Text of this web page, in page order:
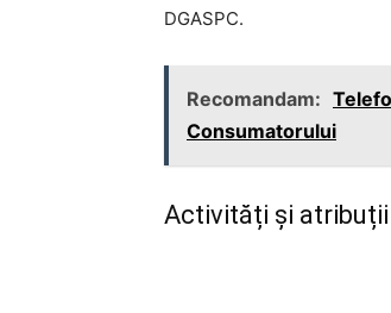
DGASPC.
Recomandam:
Consumatorului
Activități și atribuții